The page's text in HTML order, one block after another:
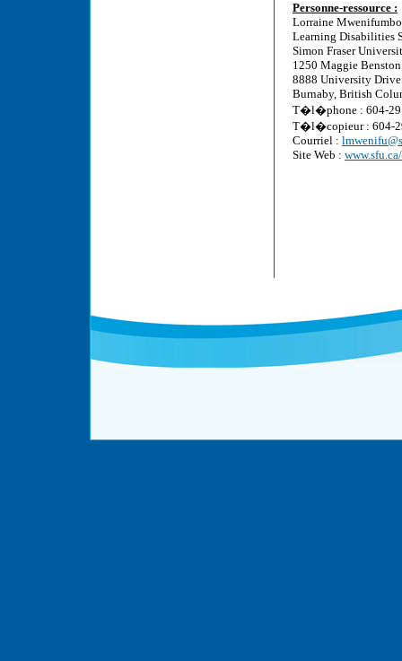
Personne-ressource :
Lorraine Mwenifumbo
Learning Disabilities
Simon Fraser
1250 Maggie
8888 University Drive
Burnaby, British
T�l�phone : 604-
T�l�copieur : 604-
Courriel :
Site Web :